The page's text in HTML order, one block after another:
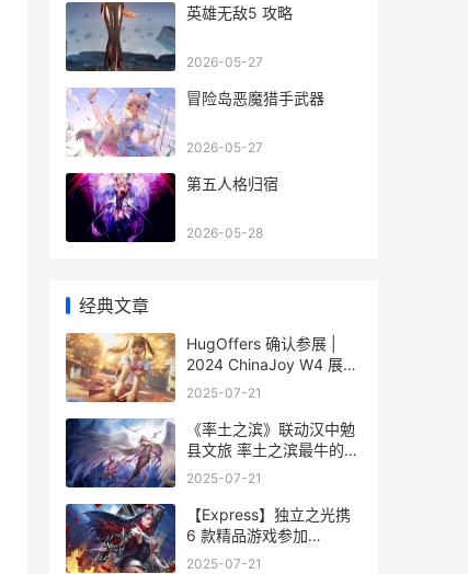
英雄无敌5 攻略
2026-05-27
冒险岛恶魔猎手武器
2026-05-27
第五人格归宿
2026-05-28
经典文章
HugOffers 确认参展 |
2024 ChinaJoy W4 展馆
B253_
2025-07-21
《率土之滨》联动汉中勉
县文旅 率土之滨最牛的联
盟
2025-07-21
【Express】独立之光携
6 款精品游戏参加
ChinaJoy Express_ 独立
2025-07-21